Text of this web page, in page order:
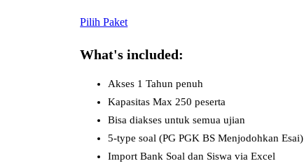
Pilih Paket
What's included:
Akses 1 Tahun penuh
Kapasitas Max 250 peserta
Bisa diakses untuk semua ujian
5-type soal (PG PGK BS Menjodohkan Esai)
Import Bank Soal dan Siswa via Excel